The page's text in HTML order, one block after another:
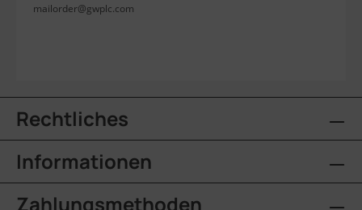
mailorder@gwplc.com
Rechtliches
Informationen
Zahlungsmethoden